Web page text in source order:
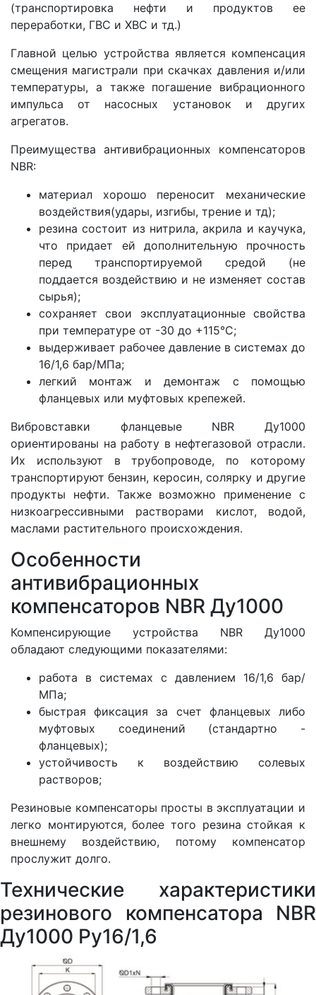
(транспортировка нефти и продуктов ее
переработки, ГВС и ХВС и тд.)
Главной целью устройства является компенсация
смещения магистрали при скачках давления и/или
температуры, а также погашение вибрационного
импульса от насосных установок и других
агрегатов.
Преимущества антивибрационных компенсаторов
NBR:
материал хорошо переносит механические
воздействия(удары, изгибы, трение и тд);
резина состоит из нитрила, акрила и каучука,
что придает ей дополнительную прочность
перед транспортируемой средой (не
поддается воздействию и не изменяет состав
сырья);
сохраняет свои эксплуатационные свойства
при температуре от -30 до +115°С;
выдерживает рабочее давление в системах до
16/1,6 бар/МПа;
легкий монтаж и демонтаж с помощью
фланцевых или муфтовых крепежей.
Вибровставки фланцевые NBR Ду1000
ориентированы на работу в нефтегазовой отрасли.
Их используют в трубопроводе, по которому
транспортируют бензин, керосин, солярку и другие
продукты нефти. Также возможно применение с
низкоагрессивными растворами кислот, водой,
маслами растительного происхождения.
Особенности
антивибрационных
компенсаторов NBR Ду1000
Компенсирующие устройства NBR Ду1000
обладают следующими показателями:
работа в системах с давлением 16/1,6 бар/
МПа;
быстрая фиксация за счет фланцевых либо
муфтовых соединений (стандартно -
фланцевых);
устойчивость к воздействию солевых
растворов;
Резиновые компенсаторы просты в эксплуатации и
легко монтируются, более того резина стойкая к
внешнему воздействию, потому компенсатор
прослужит долго.
Технические характеристики
резинового компенсатора NBR
Ду1000 Ру16/1,6